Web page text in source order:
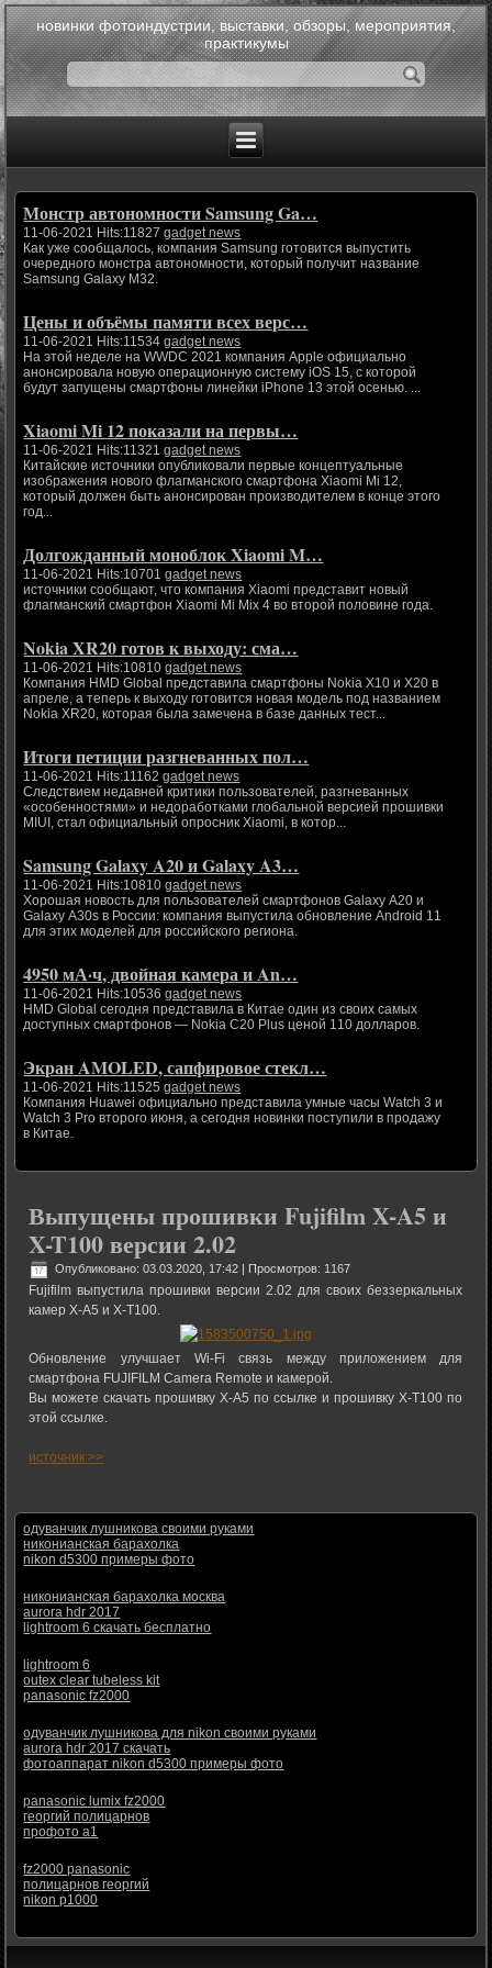
новинки фотоиндустрии, выставки, обзоры, мероприятия,
практикумы
Монстр автономности Samsung Ga…
11-06-2021 Hits:11827gadget news
Как уже сообщалось, компания Samsung готовится выпустить
очередного монстра автономности, который получит название
Samsung Galaxy M32.
Цены и объёмы памяти всех верс…
11-06-2021 Hits:11534gadget news
На этой неделе на WWDC 2021 компания Apple официально
анонсировала новую операционную систему iOS 15, с которой
будут запущены смартфоны линейки iPhone 13 этой осенью. ...
Xiaomi Mi 12 показали на первы…
11-06-2021 Hits:11321gadget news
Китайские источники опубликовали первые концептуальные
изображения нового флагманского смартфона Xiaomi Mi 12,
который должен быть анонсирован производителем в конце этого
год...
Долгожданный моноблок Xiaomi M…
11-06-2021 Hits:10701gadget news
источники сообщают, что компания Xiaomi представит новый
флагманский смартфон Xiaomi Mi Mix 4 во второй половине года.
Nokia XR20 готов к выходу: сма…
11-06-2021 Hits:10810gadget news
Компания HMD Global представила смартфоны Nokia X10 и X20 в
апреле, а теперь к выходу готовится новая модель под названием
Nokia XR20, которая была замечена в базе данных тест...
Итоги петиции разгневанных пол…
11-06-2021 Hits:11162gadget news
Следствием недавней критики пользователей, разгневанных
«особенностями» и недоработками глобальной версией прошивки
MIUI, стал официальный опросник Xiaomi, в котор...
Samsung Galaxy A20 и Galaxy A3…
11-06-2021 Hits:10810gadget news
Хорошая новость для пользователей смартфонов Galaxy A20 и
Galaxy A30s в России: компания выпустила обновление Android 11
для этих моделей для российского региона.
4950 мА·ч, двойная камера и An…
11-06-2021 Hits:10536gadget news
HMD Global сегодня представила в Китае один из своих самых
доступных смартфонов — Nokia C20 Plus ценой 110 долларов.
Экран AMOLED, сапфировое стекл…
11-06-2021 Hits:11525gadget news
Компания Huawei официально представила умные часы Watch 3 и
Watch 3 Pro второго июня, а сегодня новинки поступили в продажу
в Китае.
Выпущены прошивки Fujifilm X-A5 и
X-T100 версии 2.02
Опубликовано: 03.03.2020, 17:42 | Просмотров: 1167
Fujifilm выпустила прошивки версии 2.02 для своих беззеркальных
камер X-A5 и X-T100.
Обновление улучшает Wi-Fi связь между приложением для
смартфона FUJIFILM Camera Remote и камерой.
Вы можете скачать прошивку X-A5 по ссылке и прошивку X-T100 по
этой ссылке.
источник >>
одуванчик лушникова своими руками
никонианская барахолка
nikon d5300 примеры фото
никонианская барахолка москва
aurora hdr 2017
lightroom 6 скачать бесплатно
lightroom 6
outex clear tubeless kit
panasonic fz2000
одуванчик лушникова для nikon своими руками
aurora hdr 2017 скачать
фотоаппарат nikon d5300 примеры фото
panasonic lumix fz2000
георгий полицарнов
профото а1
fz2000 panasonic
полицарнов георгий
nikon p1000